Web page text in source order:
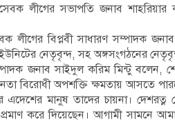
লীগের সভাপতি জনাব শাহরিয়ার
লীগের বিপ্লবী সাধারণ সম্পাদক
নেতৃবৃন্দ, সহ অঙ্গসংগঠনের
জনাব সাইদুল করিম মিন্টু বলেন,
বিরোধী অপশক্তি ক্ষমতায় আসতে
মানুষ তাদের চায়না। দেশরত্ন
করে দিয়েছেন। আগামী সামনে